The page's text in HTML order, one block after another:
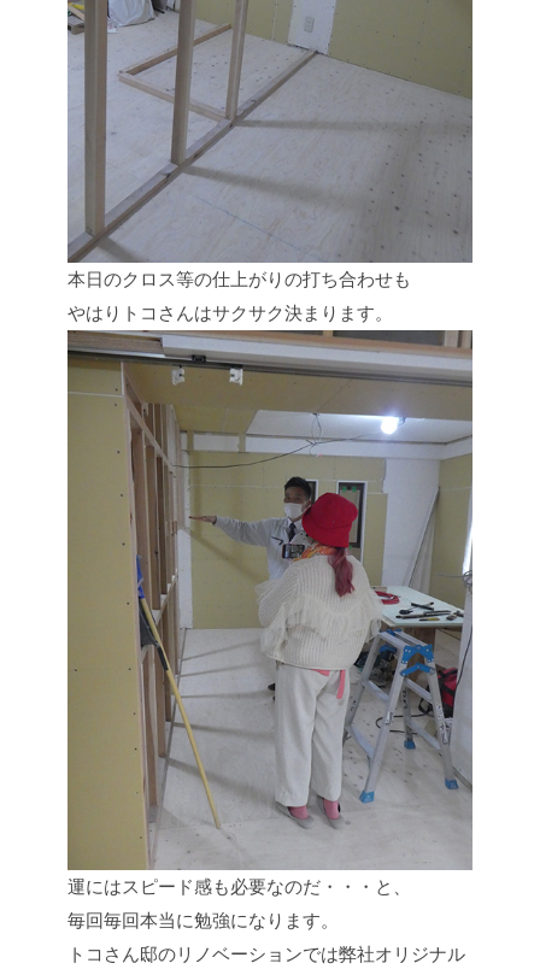
本日のクロス等の仕上がりの打ち合わせも
やはりトコさんはサクサク決まります。
運にはスピード感も必要なのだ・・・と、
毎回毎回本当に勉強になります。
トコさん邸のリノベーションでは弊社オリジナル